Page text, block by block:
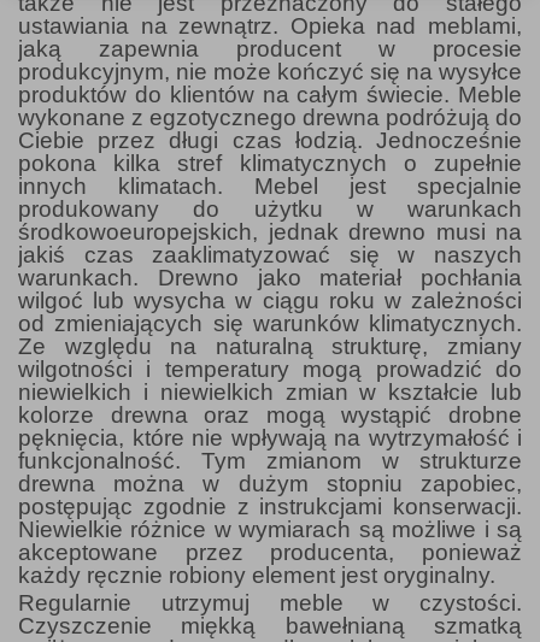
ustawiania na zewnątrz. Opieka nad meblami,
jaką zapewnia producent w procesie
produkcyjnym, nie może kończyć się na wysyłce
produktów do klientów na całym świecie. Meble
wykonane z egzotycznego drewna podróżują do
Ciebie przez długi czas łodzią. Jednocześnie
pokona kilka stref klimatycznych o zupełnie
innych klimatach. Mebel jest specjalnie
produkowany do użytku w warunkach
środkowoeuropejskich, jednak drewno musi na
jakiś czas zaaklimatyzować się w naszych
warunkach. Drewno jako materiał pochłania
wilgoć lub wysycha w ciągu roku w zależności
od zmieniających się warunków klimatycznych.
Ze względu na naturalną strukturę, zmiany
wilgotności i temperatury mogą prowadzić do
niewielkich i niewielkich zmian w kształcie lub
kolorze drewna oraz mogą wystąpić drobne
pęknięcia, które nie wpływają na wytrzymałość i
funkcjonalność. Tym zmianom w strukturze
drewna można w dużym stopniu zapobiec,
postępując zgodnie z instrukcjami konserwacji.
Niewielkie różnice w wymiarach są możliwe i są
akceptowane przez producenta, ponieważ
każdy ręcznie robiony element jest oryginalny.
Regularnie utrzymuj meble w czystości.
Czyszczenie miękką bawełnianą szmatką